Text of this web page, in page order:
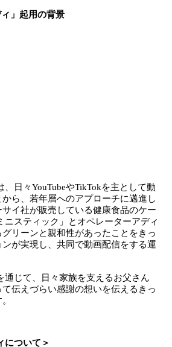
」起用の背景
、日々YouTubeやTikTokを主として動
ら、若年層へのアプローチに邁進し
イ社が販売している健康食品のケー
ニスティック」とオペレーターアディ
リーンと親和性があったことをきっ
が実現し、共同で動画配信をする運
通じて、日々家族を支えるお父さん
伝えづらい感謝の想いを伝えるきっ
について＞